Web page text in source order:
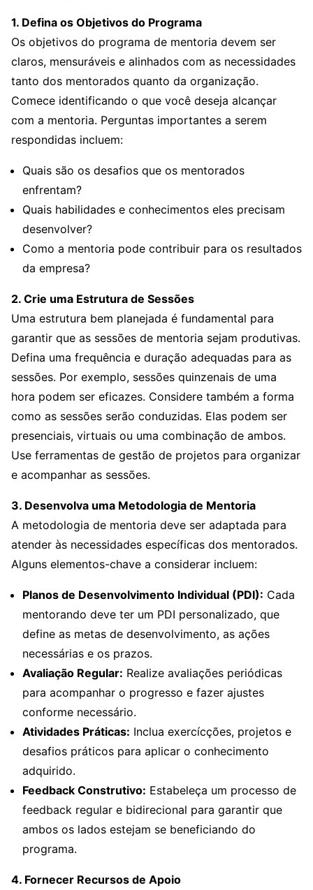
1. Defina os Objetivos do Programa
Os objetivos do programa de mentoria devem ser
claros, mensuráveis e alinhados com as necessidades
tanto dos mentorados quanto da organização.
Comece identificando o que você deseja alcançar
com a mentoria. Perguntas importantes a serem
respondidas incluem:
Quais são os desafios que os mentorados
enfrentam?
Quais habilidades e conhecimentos eles precisam
desenvolver?
Como a mentoria pode contribuir para os resultados
da empresa?
2. Crie uma Estrutura de Sessões
Uma estrutura bem planejada é fundamental para
garantir que as sessões de mentoria sejam produtivas.
Defina uma frequência e duração adequadas para as
sessões. Por exemplo, sessões quinzenais de uma
hora podem ser eficazes. Considere também a forma
como as sessões serão conduzidas. Elas podem ser
presenciais, virtuais ou uma combinação de ambos.
Use ferramentas de gestão de projetos para organizar
e acompanhar as sessões.
3. Desenvolva uma Metodologia de Mentoria
A metodologia de mentoria deve ser adaptada para
atender às necessidades específicas dos mentorados.
Alguns elementos-chave a considerar incluem:
Planos de Desenvolvimento Individual (PDI): Cada
mentorando deve ter um PDI personalizado, que
define as metas de desenvolvimento, as ações
necessárias e os prazos.
Avaliação Regular: Realize avaliações periódicas
para acompanhar o progresso e fazer ajustes
conforme necessário.
Atividades Práticas: Inclua exercícções, projetos e
desafios práticos para aplicar o conhecimento
adquirido.
Feedback Construtivo: Estabeleça um processo de
feedback regular e bidirecional para garantir que
ambos os lados estejam se beneficiando do
programa.
4. Fornecer Recursos de Apoio